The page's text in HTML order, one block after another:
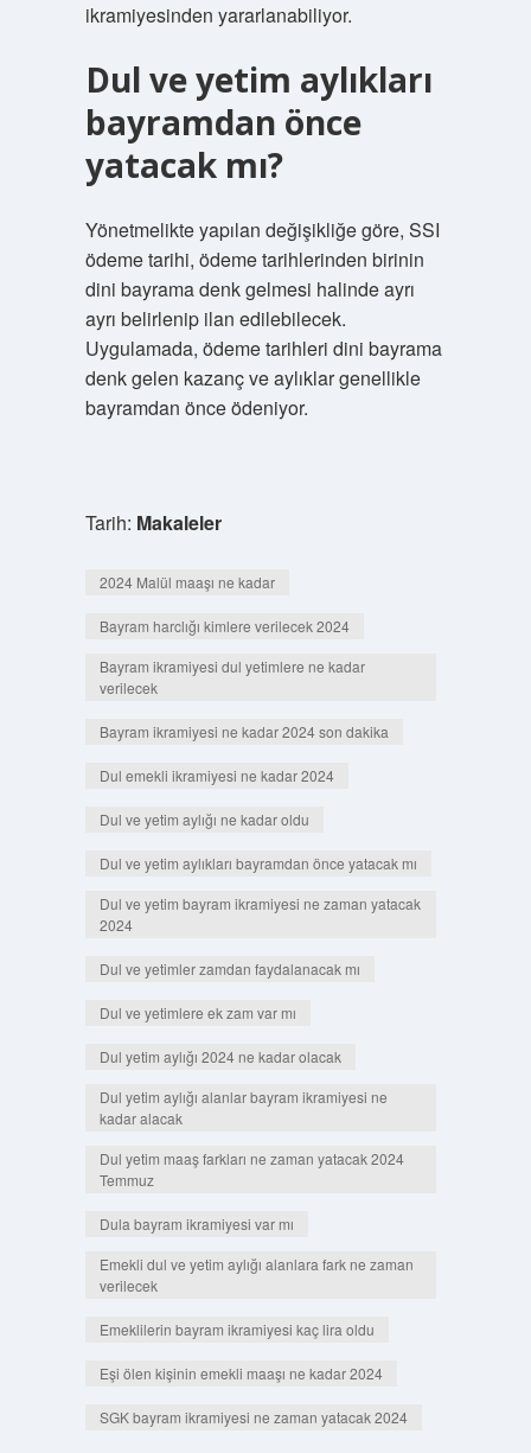
ikramiyesinden yararlanabiliyor.
Dul ve yetim aylıkları
bayramdan önce
yatacak mı?
Yönetmelikte yapılan değişikliğe göre, SSI
ödeme tarihi, ödeme tarihlerinden birinin
dini bayrama denk gelmesi halinde ayrı
ayrı belirlenip ilan edilebilecek.
Uygulamada, ödeme tarihleri ​​dini bayrama
denk gelen kazanç ve aylıklar genellikle
bayramdan önce ödeniyor.
Tarih: Makaleler
2024 Malül maaşı ne kadar
Bayram harclığı kimlere verilecek 2024
Bayram ikramiyesi dul yetimlere ne kadar
verilecek
Bayram ikramiyesi ne kadar 2024 son dakika
Dul emekli ikramiyesi ne kadar 2024
Dul ve yetim aylığı ne kadar oldu
Dul ve yetim aylıkları bayramdan önce yatacak mı
Dul ve yetim bayram ikramiyesi ne zaman yatacak
2024
Dul ve yetimler zamdan faydalanacak mı
Dul ve yetimlere ek zam var mı
Dul yetim aylığı 2024 ne kadar olacak
Dul yetim aylığı alanlar bayram ikramiyesi ne
kadar alacak
Dul yetim maaş farkları ne zaman yatacak 2024
Temmuz
Dula bayram ikramiyesi var mı
Emekli dul ve yetim aylığı alanlara fark ne zaman
verilecek
Emeklilerin bayram ikramiyesi kaç lira oldu
Eşi ölen kişinin emekli maaşı ne kadar 2024
SGK bayram ikramiyesi ne zaman yatacak 2024